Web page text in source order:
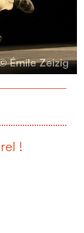
Émile Zeizig
!